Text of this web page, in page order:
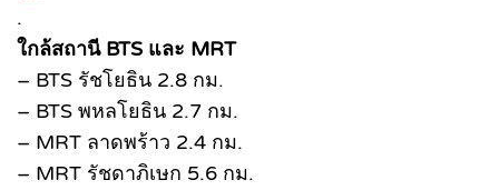
.
ใกล้สถานี BTS และ MRT
– BTS รัชโยธิน 2.8 กม.
– BTS พหลโยธิน 2.7 กม.
– MRT ลาดพร้าว 2.4 กม.
– MRT รัชดาภิเษก 5.6 กม.